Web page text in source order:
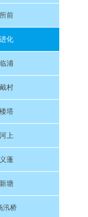
所前
进化
临浦
戴村
楼塔
河上
义蓬
新塘
汛桥